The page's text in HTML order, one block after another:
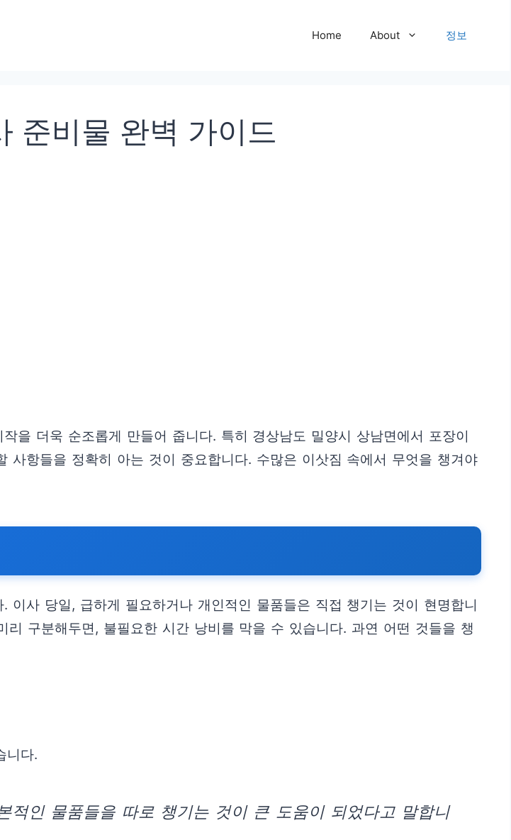
Home About 정보
준비물 완벽 가이드
을 더욱 순조롭게 만들어 줍니다. 특히 경상남도 밀양시 상남면에서 포장이
항들을 정확히 아는 것이 중요합니다. 수많은 이삿짐 속에서 무엇을 챙겨야
사 당일, 급하게 필요하거나 개인적인 물품들은 직접 챙기는 것이 현명합니
구분해두면, 불필요한 시간 낭비를 막을 수 있습니다. 과연 어떤 것들을 챙
니다.
적인 물품들을 따로 챙기는 것이 큰 도움이 되었다고 말합니